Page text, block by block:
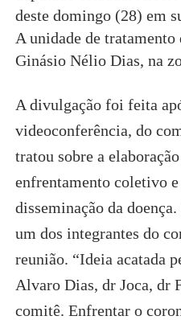
deste domingo (28) em
A unidade de
Ginásio Nélio Dias, na
A divulgação foi feita
videoconferência, do
tratou sobre a
enfrentamento coletivo
disseminação da
um dos integrantes do
reunião. “Ideia acatada
Alvaro Dias, dr Joca, dr
comitê. Enfrentar o